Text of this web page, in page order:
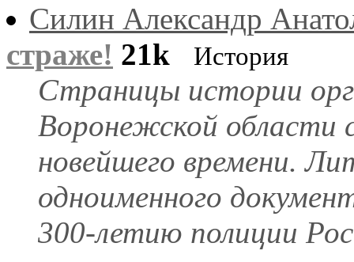
Силин Александр
страже! 21k История
Страницы истории
Воронежской области
новейшего времени.
одноименного
300-летию полиции